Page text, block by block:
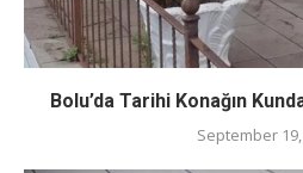
Bolu’da Tarihi Konağın
September